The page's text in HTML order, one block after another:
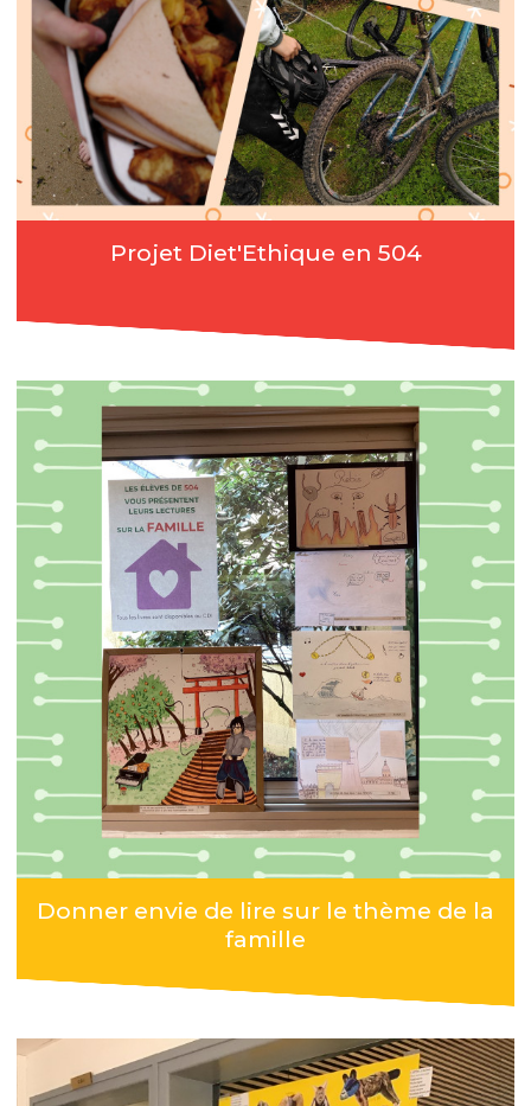
Projet Diet'Ethique en 504
Donner envie de lire sur le thème de la
famille